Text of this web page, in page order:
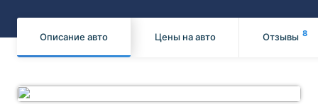
Описание авто Цены на авто Отзывы 8